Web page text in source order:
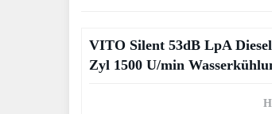
VITO Silent 53dB LpA
Zyl 1500 U/min